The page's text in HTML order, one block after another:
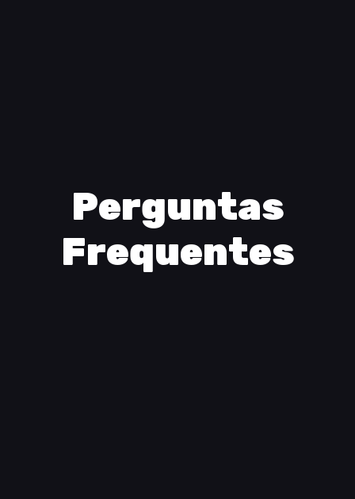
Perguntas
Frequentes